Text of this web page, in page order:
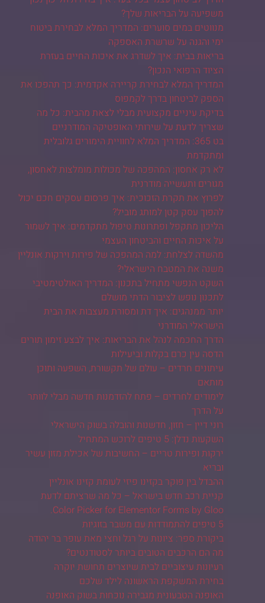
משפיעה על הבריאות שלך?
מנווטים במים סוערים: המדריך המלא לבחירת ביטוח
ימי והגנה על שרשרת האספקה
בריאות בבית: איך לשדרג את איכות החיים בעזרת
הציוד הרפואי הנכון?
המדריך המלא לבחירת קריירה אקדמית: כך תהפכו את
הספק לביטחון בדרך לקמפוס
בדיקת עיניים מקצועית מבלי לצאת מהבית: כל מה
שצריך לדעת על שירותי האופטיקה המודרניים
בט 365: המדריך המלא לחוויית הימורים גלובלית
ומתקדמת
לא רק אחסון: המהפכה של מכולות מומלצות לאחסון,
מגורים ותעשייה מודרנית
לפרוץ את תקרת הזכוכית: איך פרסום עסקים חכם יכול
להפוך עסק קטן למותג מוביל?
הליכון מתקפל ופתרונות טיפול מתקדמים: איך לשמור
על איכות החיים והביטחון העצמי
מהשדה לצלחת: למה המהפכה של פירות וירקות אונליין
משנה את המטבח הישראלי?
השקט הנפשי מתחיל בתכנון: המדריך האולטימטיבי
לתכנון נופש לציבור הדתי מושלם
יותר ממנהגים: איך דת ומסורת מעצבות את הבית
הישראלי המודרני
הדרך החכמה לנהל את הבריאות: איך לבצע זימון תורים
הדסה עין כרם בקלות וביעילות
עיתונים חרדים – עולם של תקשורת, השפעה ותוכן
מותאם
לימודים לחרדים – פתח להזדמנות חדשה מבלי לוותר
על הדרך
רוני דיין – חזון, חדשנות והובלה בשוק הישראלי
השקעות נדלן: 5 טיפים לרוכש המתחיל
ירקות ופירות טריים – החשיבות של אכילת מזון עשיר
ובריא
ההבדל בין פוקר בקזינו פיזי לעומת קזינו אונליין
קניית רכב חדש בישראל – כל מה שרציתם לדעת
Color Picker for Elementor Forms by Gloo.
5 טיפים להתמודדות עם משבר בזוגיות
ביקורת ספר: ציונות על רגל וחצי מאת עופר בר יהודה
מה הם הרכבים הטובים ביותר לסטודנטים?
רעיונות עיצוביים לבית שיוצרים תחושת יוקרה
בחירת המשקפת הראשונה לילד שלכם
האופנה הטבעונית מגבירה נוכחות בשוק האופנה